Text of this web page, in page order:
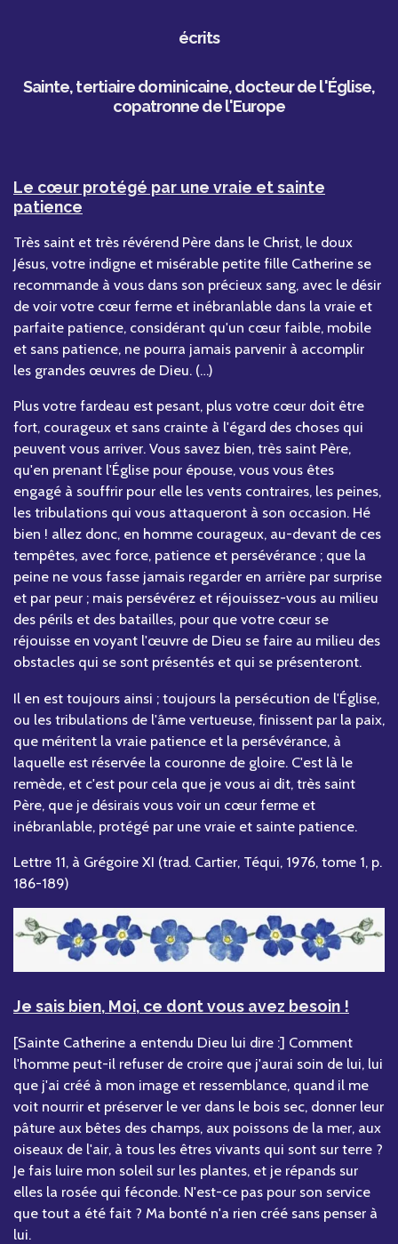
écrits
Sainte, tertiaire dominicaine, docteur de l'Église,
copatronne de l'Europe
Le cœur protégé par une vraie et sainte
patience
Très saint et très révérend Père dans le Christ, le doux
Jésus, votre indigne et misérable petite fille Catherine se
recommande à vous dans son précieux sang, avec le désir
de voir votre cœur ferme et inébranlable dans la vraie et
parfaite patience, considérant qu'un cœur faible, mobile
et sans patience, ne pourra jamais parvenir à accomplir
les grandes œuvres de Dieu. (…)
Plus votre fardeau est pesant, plus votre cœur doit être
fort, courageux et sans crainte à l'égard des choses qui
peuvent vous arriver. Vous savez bien, très saint Père,
qu'en prenant l'Église pour épouse, vous vous êtes
engagé à souffrir pour elle les vents contraires, les peines,
les tribulations qui vous attaqueront à son occasion. Hé
bien ! allez donc, en homme courageux, au-devant de ces
tempêtes, avec force, patience et persévérance ; que la
peine ne vous fasse jamais regarder en arrière par surprise
et par peur ; mais persévérez et réjouissez-vous au milieu
des périls et des batailles, pour que votre cœur se
réjouisse en voyant l'œuvre de Dieu se faire au milieu des
obstacles qui se sont présentés et qui se présenteront.
Il en est toujours ainsi ; toujours la persécution de l'Église,
ou les tribulations de l'âme vertueuse, finissent par la paix,
que méritent la vraie patience et la persévérance, à
laquelle est réservée la couronne de gloire. C'est là le
remède, et c'est pour cela que je vous ai dit, très saint
Père, que je désirais vous voir un cœur ferme et
inébranlable, protégé par une vraie et sainte patience.
Lettre 11, à Grégoire XI (trad. Cartier, Téqui, 1976, tome 1, p.
186-189)
Je sais bien, Moi, ce dont vous avez besoin !
[Sainte Catherine a entendu Dieu lui dire :] Comment
l'homme peut-il refuser de croire que j'aurai soin de lui, lui
que j'ai créé à mon image et ressemblance, quand il me
voit nourrir et préserver le ver dans le bois sec, donner leur
pâture aux bêtes des champs, aux poissons de la mer, aux
oiseaux de l'air, à tous les êtres vivants qui sont sur terre ?
Je fais luire mon soleil sur les plantes, et je répands sur
elles la rosée qui féconde. N'est-ce pas pour son service
que tout a été fait ? Ma bonté n'a rien créé sans penser à
lui.